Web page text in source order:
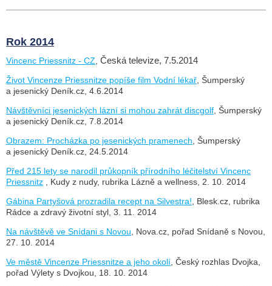
Rok 2014
Vincenc Priessnitz - CZ Česká televize, 7.5.2014
Život Vincenze Priessnitze popíše film Vodní lékař , Šumperský
a jesenický Deník.cz, 4.6.2014
Návštěvníci jesenických lázní si mohou zahrát discgolf , Šumperský
a jesenický Deník.cz, 7.8.2014
Obrazem: Procházka po jesenických pramenech , Šumperský
a jesenický Deník.cz, 24.5.2014
Před 215 lety se narodil průkopník přírodního léčitelství Vincenc
Priessnitz , Kudy z nudy, rubrika Lázně a wellness, 2. 10. 2014
Gábina Partyšová prozradila recept na Silvestra! , Blesk.cz, rubrika
Rádce a zdravý životní styl, 3. 11. 2014
Na návštěvě ve Snídani s Novou , Nova.cz, pořad Snídaně s Novou,
27. 10. 2014
Ve městě Vincenze Priessnitze a jeho okolí , Český rozhlas Dvojka,
pořad Výlety s Dvojkou, 18. 10. 2014